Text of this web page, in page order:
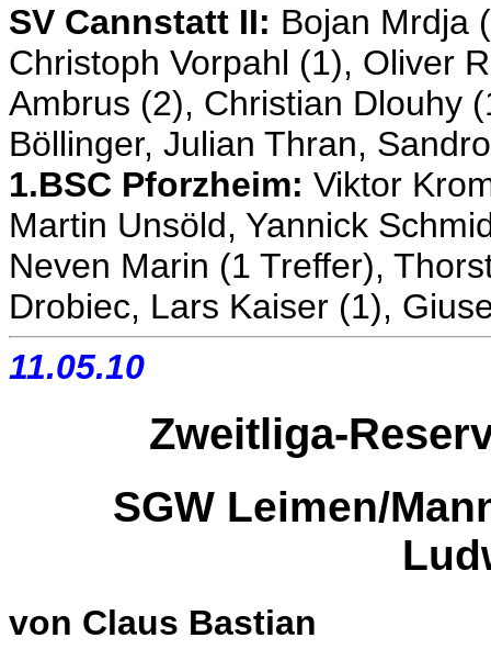
SV Cannstatt II: Bojan Mrdja
Christoph Vorpahl (1), Oliver
Ambrus (2), Christian Dlouhy
Böllinger, Julian Thran,
1.BSC Pforzheim: Viktor
Martin Unsöld, Yannick
Neven Marin (1 Treffer),
Drobiec, Lars Kaiser (1),
11.05.10
Zweitliga-
SGW Leimen/
von Claus Bastian